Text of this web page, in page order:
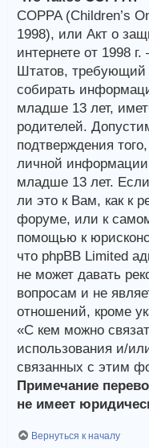
COPPA (Children’s
1998), или Акт о
интернете от 1998
Штатов, требующий
собирать
младше 13 лет,
родителей.
подтверждения
личной информации
младше 13 лет.
ли это к Вам, как к
форуме, или к
помощью к
что phpBB Limited
не может давать
вопросам и не
отношений, кроме
«С кем можно
использования и/
связанных с этим
Примечание
не имеет
Вернуться к началу